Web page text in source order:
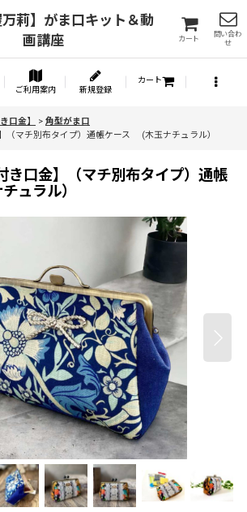
万莉】がま口キット＆動
画講座
カート
問い合わ
せ
ご利用案内 新規登録
カート
口金】 > 角型がま口
（マチ別布タイプ）通帳ケース (木玉ナチュラル）
き口金】（マチ別布タイプ）通帳
ュラル）